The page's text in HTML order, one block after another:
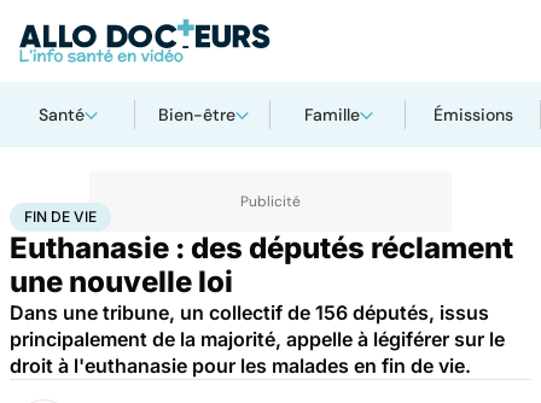
Santé Bien-être Famille Émissions
AccueilSantéFin de vie
FIN DE VIE
Euthanasie : des députés réclament
une nouvelle loi
Dans une tribune, un collectif de 156 députés, issus
principalement de la majorité, appelle à légiférer sur le
droit à l'euthanasie pour les malades en fin de vie.